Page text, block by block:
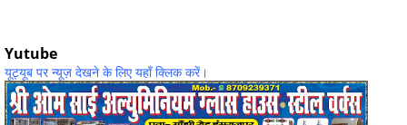
Yutube
यूट्यूब पर न्यूज़ देखने के लिए यहाँ क्लिक करें।